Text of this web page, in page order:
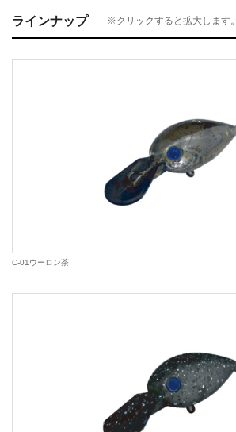
ラインナップ ※クリックすると拡大します。
C-01ウーロン茶